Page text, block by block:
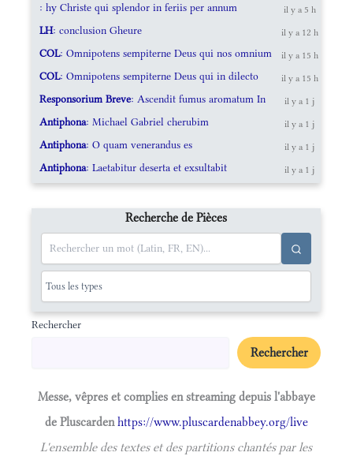
: hy Christe qui splendor in feriis per annum il y a 5 h
LH: conclusion Gheure il y a 12 h
COL: Omnipotens sempiterne Deus qui nos omnium il y a 15 h
COL: Omnipotens sempiterne Deus qui in dilecto il y a 15 h
Responsorium Breve: Ascendit fumus aromatum In il y a 1 j
Antiphona: Michael Gabriel cherubim il y a 1 j
Antiphona: O quam venerandus es il y a 1 j
Antiphona: Laetabitur deserta et exsultabit il y a 1 j
Recherche de Pièces
Rechercher
Rechercher
Messe, vêpres et complies en streaming depuis l'abbaye
de Pluscardenhttps://www.pluscardenabbey.org/live
L'ensemble des textes et des partitions chantés par les